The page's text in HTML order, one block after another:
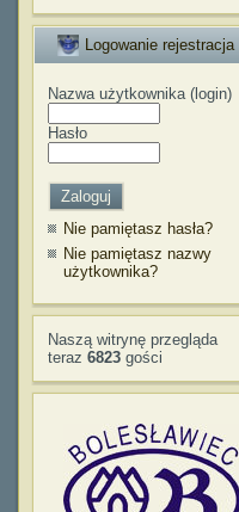
Logowanie rejestracja
Nazwa użytkownika (login)
Hasło
Nie pamiętasz hasła?
Nie pamiętasz nazwy
użytkownika?
Naszą witrynę przegląda
teraz 6823 gości